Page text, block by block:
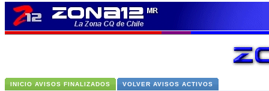
INICIO AVISOS FINALIZADOS VOLVER AVISOS ACTIVOS